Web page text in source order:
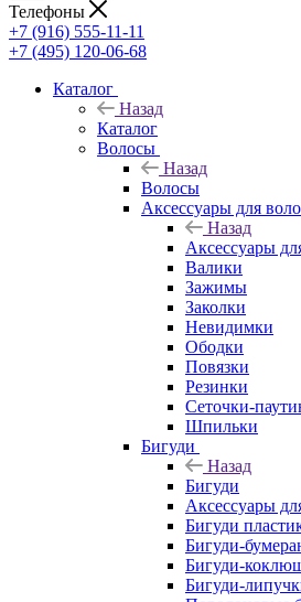
Телефоны
+7 (916) 555-11-11
+7 (495) 120-06-68
Каталог
Назад
Каталог
Волосы
Назад
Волосы
Аксессуары для
Назад
Аксессуары
Валики
Зажимы
Заколки
Невидимки
Ободки
Повязки
Резинки
Сеточки-
Шпильки
Бигуди
Назад
Бигуди
Аксессуары
Бигуди
Бигуди-
Бигуди-
Бигуди-